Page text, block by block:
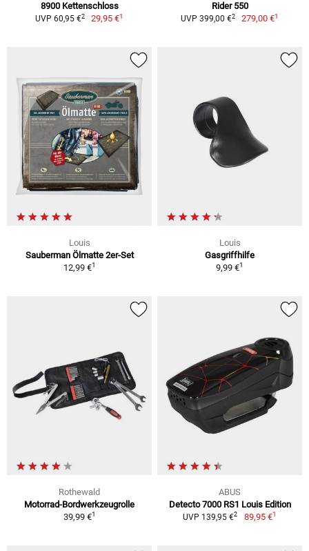
8900 Kettenschloss
UVP 60,95 €2 29,95 €1
Rider 550
UVP 399,00 €2 279,00 €1
Louis
Sauberman Ölmatte 2er-Set
12,99 €1
Louis
Gasgriffhilfe
9,99 €1
Rothewald
Motorrad-Bordwerkzeugrolle
39,99 €1
ABUS
Detecto 7000 RS1 Louis Edition
UVP 139,95 €2 89,95 €1